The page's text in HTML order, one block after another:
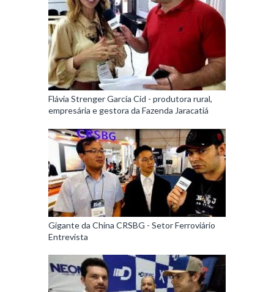
Flávia Strenger Garcia Cid - produtora rural,
empresária e gestora da Fazenda Jaracatiá
Gigante da China CRSBG - Setor Ferroviário
Entrevista